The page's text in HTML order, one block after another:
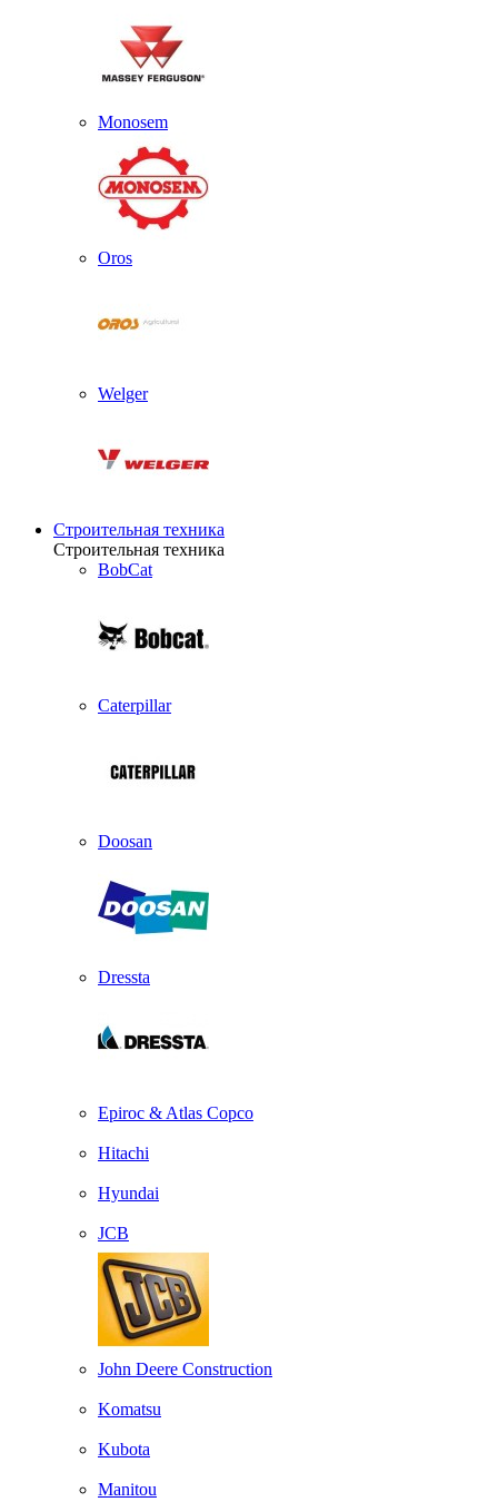
Monosem
Oros
Welger
Строительная техника
Строительная техника
BobCat
Caterpillar
Doosan
Dressta
Epiroc & Atlas Copco
Hitachi
Hyundai
JCB
John Deere Construction
Komatsu
Kubota
Manitou